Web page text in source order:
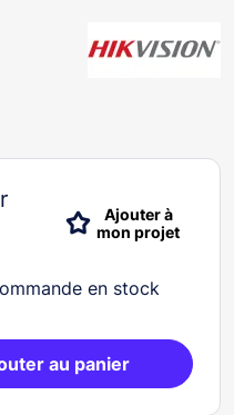
Ajouter à
mon projet
en stock
au panier